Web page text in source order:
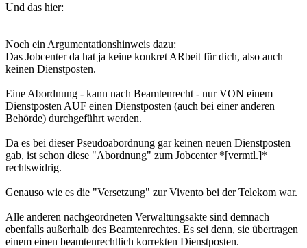
Und das hier:
Noch ein Argumentationshinweis dazu:
Das Jobcenter da hat ja keine konkret ARbeit für dich, also auch
keinen Dienstposten.
Eine Abordnung - kann nach Beamtenrecht - nur VON einem
Dienstposten AUF einen Dienstposten (auch bei einer anderen
Behörde) durchgeführt werden.
Da es bei dieser Pseudoabordnung gar keinen neuen Dienstposten
gab, ist schon diese "Abordnung" zum Jobcenter *[vermtl.]*
rechtswidrig.
Genauso wie es die "Versetzung" zur Vivento bei der Telekom war.
Alle anderen nachgeordneten Verwaltungsakte sind demnach
ebenfalls außerhalb des Beamtenrechtes. Es sei denn, sie übertragen
einem einen beamtenrechtlich korrekten Dienstposten.